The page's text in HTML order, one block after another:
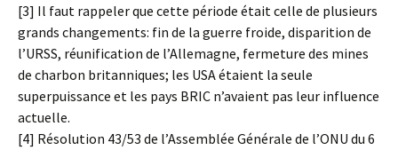
[3] Il faut rappeler que cette période était celle de plusieurs
grands changements: fin de la guerre froide, disparition de
l’URSS, réunification de l’Allemagne, fermeture des mines
de charbon britanniques; les USA étaient la seule
superpuissance et les pays BRIC n’avaient pas leur influence
actuelle.
[4] Résolution 43/53 de l’Assemblée Générale de l’ONU du 6